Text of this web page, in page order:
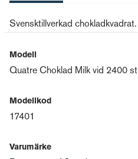
Svensktillverkad chokladkvadrat.
Modell
Quatre Choklad Milk vid 2400
Modellkod
17401
Varumärke